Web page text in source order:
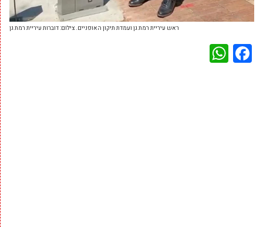
ראש עיריית רמת גן ועמדת תיקון האופניים. צילום: דוברות עיריית רמת גן
Facebook